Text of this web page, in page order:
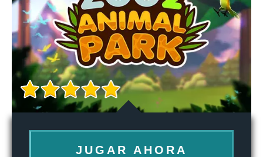
JUGAR AHORA